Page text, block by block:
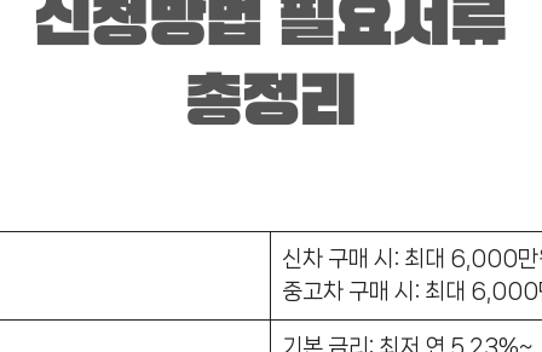
신차 구매 시: 최대 6,000만
중고차 구매 시: 최대 6,000
기본 금리: 최저 연 5.23%~